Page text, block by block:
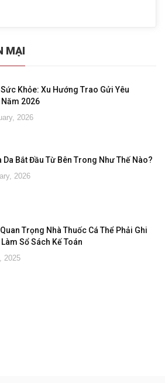
MẠI
Sức Khỏe: Xu Hướng Trao Gửi Yêu
2026
2026
Da Bắt Đầu Từ Bên Trong Như Thế Nào?
2026
Trọng Nhà Thuốc Cá Thể Phải Ghi
Sổ Sách Kế Toán
2025